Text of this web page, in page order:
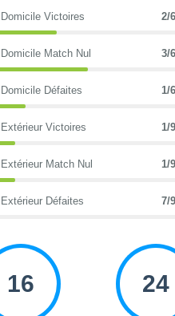
Domicile Victoires 2/6
Domicile Match Nul 3/6
Domicile Défaites 1/6
Extérieur Victoires 1/9
Extérieur Match Nul 1/9
Extérieur Défaites 7/9
16 24